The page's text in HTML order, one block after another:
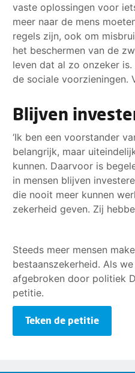
vaste oplossingen voor
meer naar de mens
regels zijn, ook om
het beschermen van de
leven dat al zo onzeker
de sociale voorzieningen.
Blijven
‘Ik ben een voorstander
belangrijk, maar
kunnen. Daarvoor is
in mensen blijven
die nooit meer kunnen
zekerheid geven. Zij
Steeds meer mensen
bestaanszekerheid. Als
afgebroken door politiek
petitie.
Teken de petitie